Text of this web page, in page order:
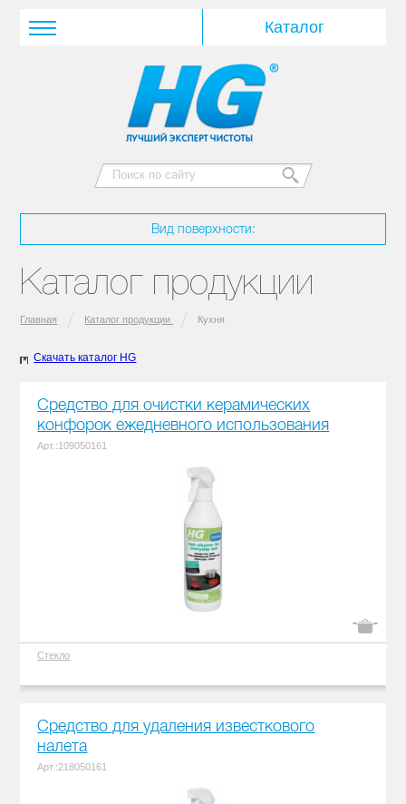
Вид поверхности:
Каталог продукции
Главная Каталог продукции Кухня
Скачать каталог HG
Средство для очистки керамических
конфорок ежедневного использования
Арт.:109050161
Стекло
Средство для удаления известкового
налета
Арт.:218050161